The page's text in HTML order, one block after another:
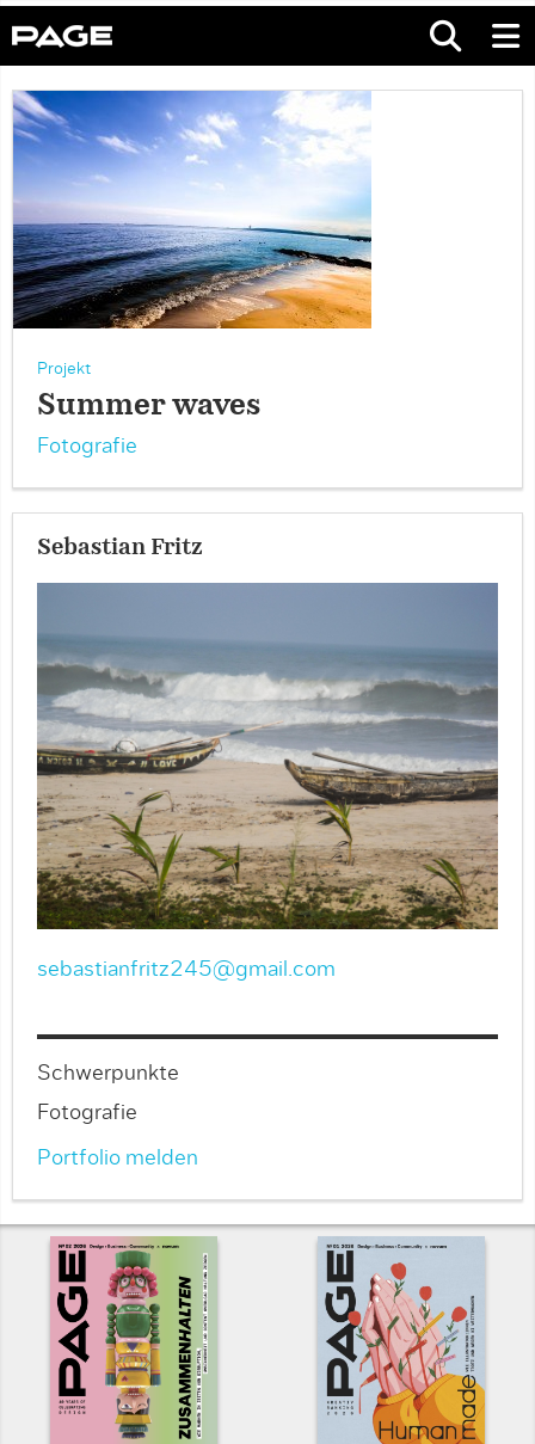
Projekt
Summer waves
Fotografie
Sebastian Fritz
sebastianfritz245@gmail.com
Schwerpunkte
Fotografie
Portfolio melden